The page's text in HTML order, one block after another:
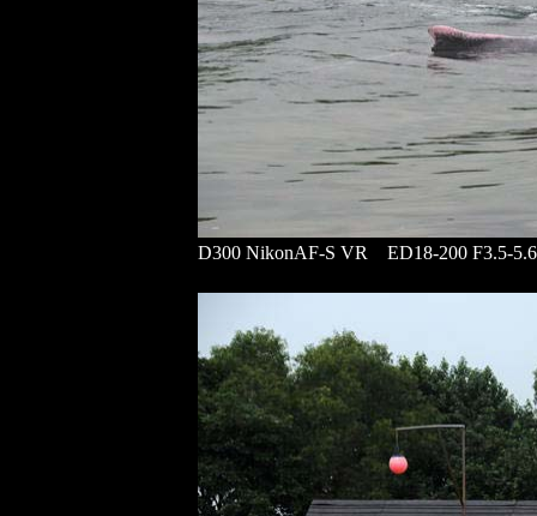
D300 NikonAF-S VR ED18-200 F3.5-